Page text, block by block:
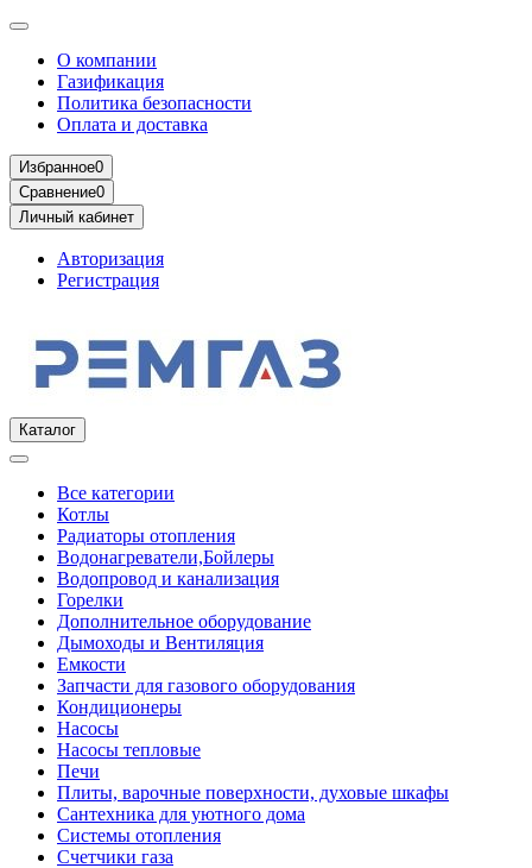
О компании
Газификация
Политика безопасности
Оплата и доставка
Избранное0
Сравнение0
Личный кабинет
Авторизация
Регистрация
Каталог
Все категории
Котлы
Радиаторы отопления
Водонагреватели,Бойлеры
Водопровод и канализация
Горелки
Дополнительное оборудование
Дымоходы и Вентиляция
Емкости
Запчасти для газового оборудования
Кондиционеры
Насосы
Насосы тепловые
Печи
Плиты, варочные поверхности, духовые шкафы
Сантехника для уютного дома
Системы отопления
Счетчики газа